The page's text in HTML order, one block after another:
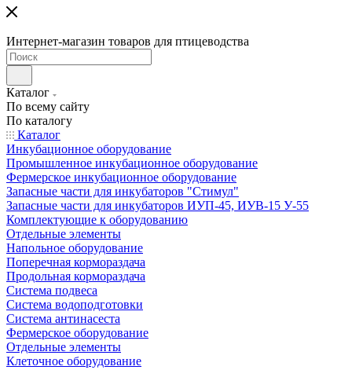
Интернет-магазин товаров для птицеводства
Каталог
По всему сайту
По каталогу
Каталог
Инкубационное оборудование
Промышленное инкубационное оборудование
Фермерское инкубационное оборудование
Запасные части для инкубаторов "Стимул"
Запасные части для инкубаторов ИУП-45, ИУВ-15 У-55
Комплектующие к оборудованию
Отдельные элементы
Напольное оборудование
Поперечная кормораздача
Продольная кормораздача
Система подвеса
Система водоподготовки
Система антинасеста
Фермерское оборудование
Отдельные элементы
Клеточное оборудование